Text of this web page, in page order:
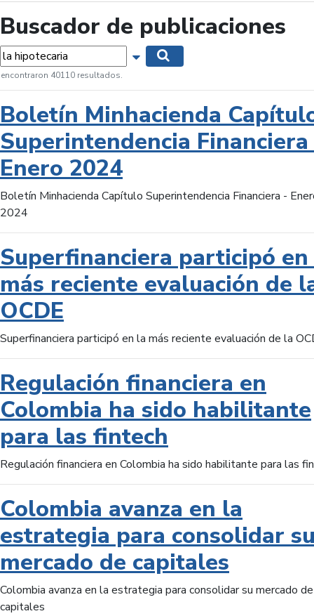
Buscador de publicaciones
Mostrar opciones de búsqueda
encontraron 40110 resultados.
Boletín Minhacienda
Superintendencia
Enero 2024
Boletín Minhacienda Capítulo Superintendencia Financiera -
2024
Superfinanciera participó
más reciente evaluación de
OCDE
Superfinanciera participó en la más reciente evaluación de la
Regulación financiera en
Colombia ha sido habilitante
para las fintech
Regulación financiera en Colombia ha sido habilitante para las
Colombia avanza en la
estrategia para consolidar
mercado de capitales
Colombia avanza en la estrategia para consolidar su mercado de
capitales